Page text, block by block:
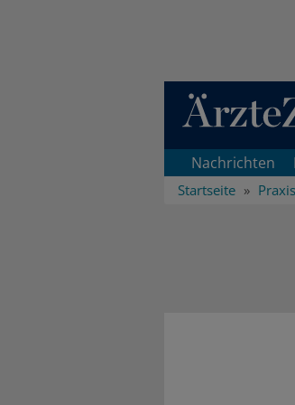
Direkt zum
Nachrichten
Startseite